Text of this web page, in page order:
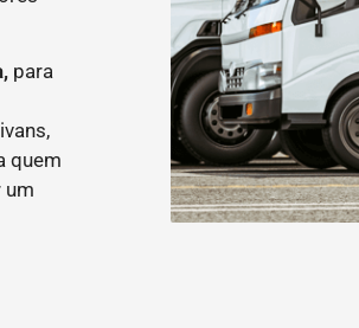
para
quem
um